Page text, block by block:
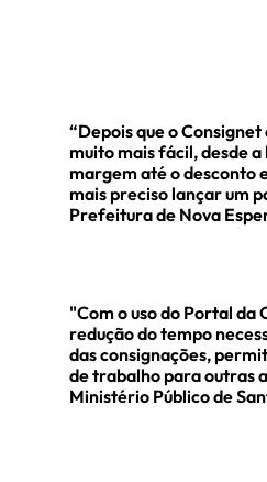
Prefeitura de
Campos de Júlio -
MT
“Depois que o
muito mais fácil, desde
margem até o desconto
mais preciso lançar um
Prefeitura de Nova
"Com o uso do Portal da
redução do tempo
das consignações,
de trabalho para outras
Ministério Público de